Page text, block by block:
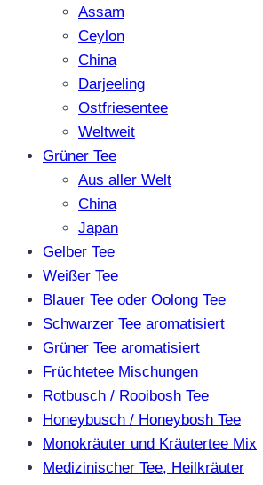
Assam
Ceylon
China
Darjeeling
Ostfriesentee
Weltweit
Grüner Tee
Aus aller Welt
China
Japan
Gelber Tee
Weißer Tee
Blauer Tee oder Oolong Tee
Schwarzer Tee aromatisiert
Grüner Tee aromatisiert
Früchtetee Mischungen
Rotbusch / Rooibosh Tee
Honeybusch / Honeybosh Tee
Monokräuter und Kräutertee Mix
Medizinischer Tee, Heilkräuter